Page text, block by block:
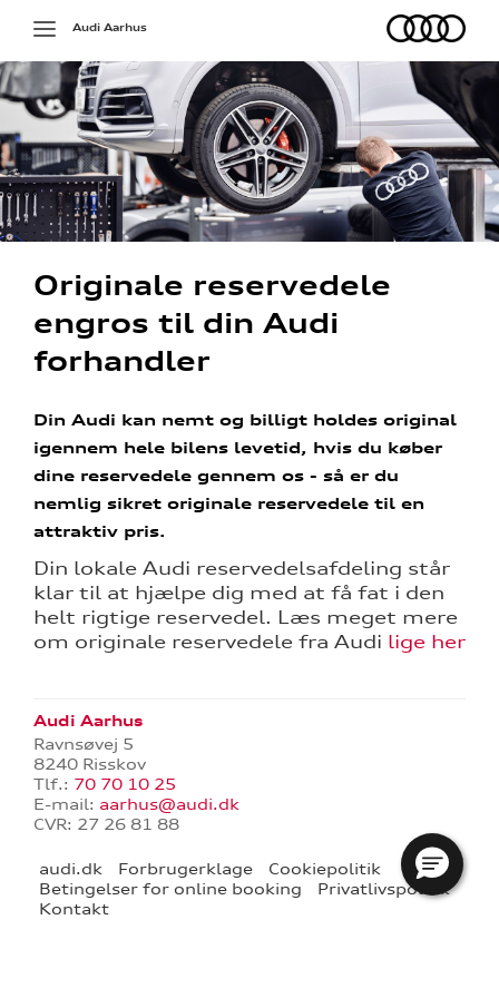
Toggle
navigation
Audi
Audi Aarhus
Originale reservedele
engros til din Audi
forhandler
Din Audi kan nemt og billigt holdes original
igennem hele bilens levetid, hvis du køber
dine reservedele gennem os - så er du
nemlig sikret originale reservedele til en
attraktiv pris.
Din lokale Audi reservedelsafdeling står
klar til at hjælpe dig med at få fat i den
helt rigtige reservedel. Læs meget mere
om originale reservedele fra Audi lige her
Audi Aarhus
Ravnsøvej 5
8240 Risskov
Tlf.: 70 70 10 25
E-mail: aarhus@audi.dk
CVR: 27 26 81 88
audi.dk Forbrugerklage
Cookiepolitik
Betingelser for online booking
Privatlivspolitik
Kontakt